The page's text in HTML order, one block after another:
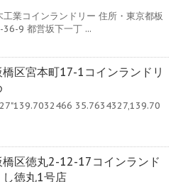
工業コインランドリー 住所・東京都板
36-9 都営坂下一丁 ...
区宮本町17-1コインランドリ
35.7634327,139.70
橋区徳丸2-12-17コインランド
し徳丸1号店